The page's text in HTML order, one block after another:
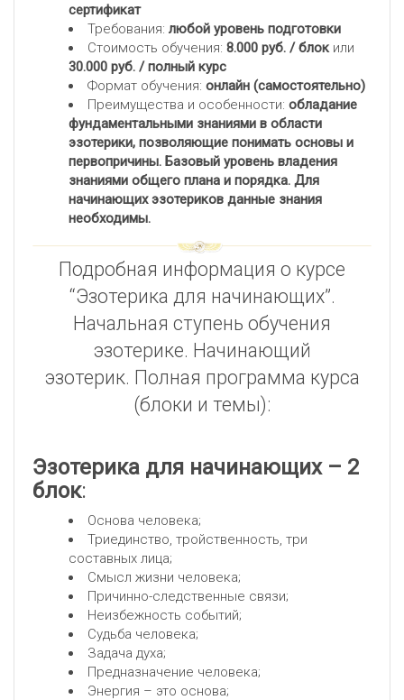
сертификат
Требования: любой уровень подготовки
Стоимость обучения: 8.000 руб. / блок или
30.000 руб. / полный курс
Формат обучения: онлайн (самостоятельно)
Преимущества и особенности: обладание
фундаментальными знаниями в области
эзотерики, позволяющие понимать основы и
первопричины. Базовый уровень владения
знаниями общего плана и порядка. Для
начинающихэзотериков данные знания
необходимы.
Подробная информация о курсе
“Эзотерика для начинающих”.
Начальная ступень обучения
эзотерике. Начинающий
эзотерик. Полная программа курса
(блоки и темы):
Эзотерика для начинающих – 2
блок:
Основа человека;
Триединство, тройственность, три
составных лица;
Смысл жизни человека;
Причинно-следственные связи;
Неизбежность событий;
Судьба человека;
Задача духа;
Предназначение человека;
Энергия – это основа;